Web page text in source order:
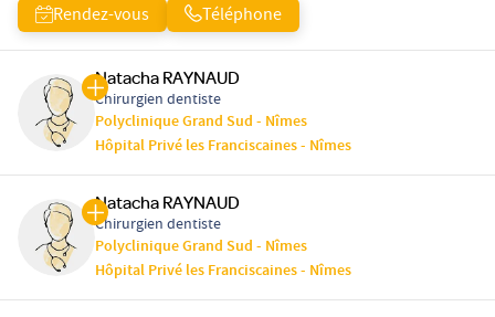
Rendez-vous Téléphone
Natacha RAYNAUD
Chirurgien dentiste
Polyclinique Grand Sud - Nîmes
Hôpital Privé les Franciscaines - Nîmes
Natacha RAYNAUD
Chirurgien dentiste
Polyclinique Grand Sud - Nîmes
Hôpital Privé les Franciscaines - Nîmes